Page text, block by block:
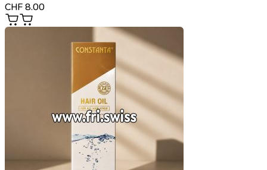
CHF 8.00